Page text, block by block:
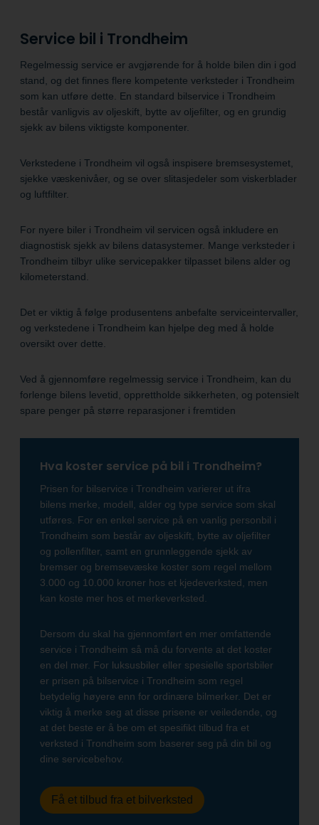
Service bil i Trondheim
Regelmessig service er avgjørende for å holde bilen din i god
stand, og det finnes flere kompetente verksteder i Trondheim
som kan utføre dette. En standard bilservice i Trondheim
består vanligvis av oljeskift, bytte av oljefilter, og en grundig
sjekk av bilens viktigste komponenter.
Verkstedene i Trondheim vil også inspisere bremsesystemet,
sjekke væskenivåer, og se over slitasjedeler som viskerblader
og luftfilter.
For nyere biler i Trondheim vil servicen også inkludere en
diagnostisk sjekk av bilens datasystemer. Mange verksteder i
Trondheim tilbyr ulike servicepakker tilpasset bilens alder og
kilometerstand.
Det er viktig å følge produsentens anbefalte serviceintervaller,
og verkstedene i Trondheim kan hjelpe deg med å holde
oversikt over dette.
Ved å gjennomføre regelmessig service i Trondheim, kan du
forlenge bilens levetid, opprettholde sikkerheten, og potensielt
spare penger på større reparasjoner i fremtiden
Hva koster service på bil i Trondheim?
Prisen for bilservice i Trondheim varierer ut ifra
bilens merke, modell, alder og type service som skal
utføres. For en enkel service på en vanlig personbil i
Trondheim som består av oljeskift, bytte av oljefilter
og pollenfilter, samt en grunnleggende sjekk av
bremser og bremsevæske koster som regel mellom
3.000 og 10.000 kroner hos et kjedeverksted, men
kan koste mer hos et merkeverksted.
Dersom du skal ha gjennomført en mer omfattende
service i Trondheim så må du forvente at det koster
en del mer. For luksusbiler eller spesielle sportsbiler
er prisen på bilservice i Trondheim som regel
betydelig høyere enn for ordinære bilmerker. Det er
viktig å merke seg at disse prisene er veiledende, og
at det beste er å be om et spesifikt tilbud fra et
verksted i Trondheim som baserer seg på din bil og
dine servicebehov.
Få et tilbud fra et bilverksted